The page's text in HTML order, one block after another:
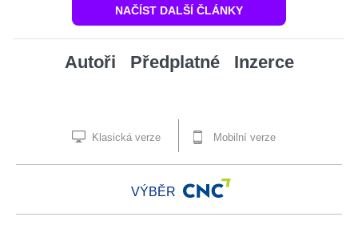
NAČÍST DALŠÍ ČLÁNKY
Autoři Předplatné Inzerce
Klasická verze Mobilní verze
VÝBĚR